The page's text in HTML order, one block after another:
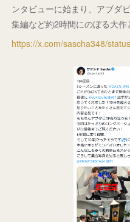
ンタビューに始まり、アブダ
集編など約2時間にのぼる大作
https://x.com/sascha348/